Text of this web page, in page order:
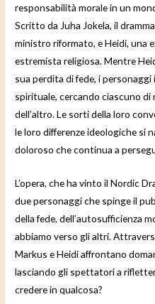
responsabilità morale in un
Scritto da Juha Jokela, il
ministro riformato, e Heidi, una
estremista religiosa. Mentre
sua perdita di fede, i
spirituale, cercando ciascuno di
dell’altro. Le sorti della loro
le loro differenze ideologiche si
doloroso che continua a
L’opera, che ha vinto il Nordic
due personaggi che spinge il
della fede, dell’autosufficienza
abbiamo verso gli altri.
Markus e Heidi affrontano
lasciando gli spettatori a
credere in qualcosa?